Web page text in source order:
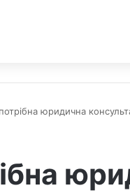
юридична